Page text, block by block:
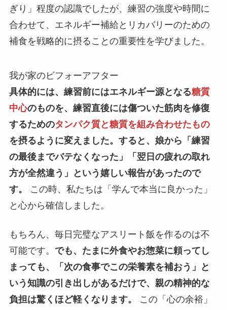
ぎり」程度の認識でしたが、練習の強度や時間に
合わせて、エネルギー補給とリカバリーのための
補食を戦略的に摂ることの重要性を学びました。
我が家のビフォーアフター
具体的には、練習前にはエネルギー源となる糖質
中心のものを、練習直後には傷ついた筋肉を修復
するためのタンパク質と糖質を組み合わせたもの
を摂るように変えました。すると、娘から「 練習
の最後までバテなくなった 」「 翌日の疲れの取れ
方が全然違う 」という嬉しい報告があったので
す。
この時、私たちは「学んで本当に良かった」
と心から確信しました。
もちろん、毎日完璧なアスリート飯を作るのは不
可能です。 でも、たまに外食やお惣菜に頼ってし
まっても、「 次の食事でこの栄養素を補おう 」と
いう知識の引き出しがあるだけで、親の精神的な
負担は驚くほど軽くなります。
この「心の余裕」